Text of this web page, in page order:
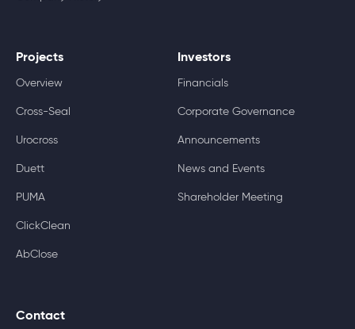
Projects
Overview
Cross-Seal
Urocross
Duett
PUMA
ClickClean
AbClose
Investors
Financials
Corporate Governance
Announcements
News and Events
Shareholder Meeting
Contact